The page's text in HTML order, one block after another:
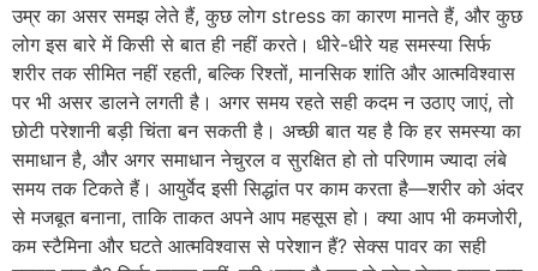
उम्र का असर समझ लेते हैं, कुछ लोग stress का कारण मानते हैं, और कुछ
लोग इस बारे में किसी से बात ही नहीं करते। धीरे-धीरे यह समस्या सिर्फ
शरीर तक सीमित नहीं रहती, बल्कि रिश्तों, मानसिक शांति और आत्मविश्वास
पर भी असर डालने लगती है। अगर समय रहते सही कदम न उठाए जाएं, तो
छोटी परेशानी बड़ी चिंता बन सकती है। अच्छी बात यह है कि हर समस्या का
समाधान है, और अगर समाधान नेचुरल व सुरक्षित हो तो परिणाम ज्यादा लंबे
समय तक टिकते हैं। आयुर्वेद इसी सिद्धांत पर काम करता है—शरीर को अंदर
से मजबूत बनाना, ताकि ताकत अपने आप महसूस हो। क्या आप भी कमजोरी,
कम स्टैमिना और घटते आत्मविश्वास से परेशान हैं? सेक्स पावर का सही